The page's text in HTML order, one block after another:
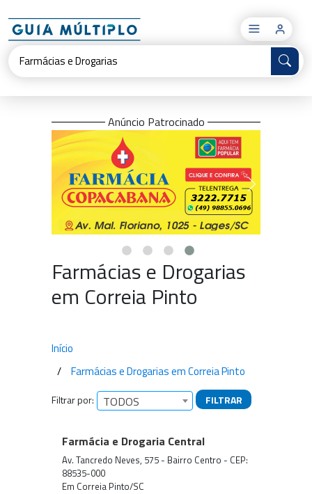
×
Anúncio Patrocinado
Farmácias e Drogarias
em Correia Pinto
Início
Farmácias e Drogarias em Correia Pinto
Filtrar por: TODOS FILTRAR
Empresas encontradas
Farmácia e Drogaria Central
Av. Tancredo Neves, 575 - Bairro Centro - CEP:
88535-000
Em Correia Pinto/SC